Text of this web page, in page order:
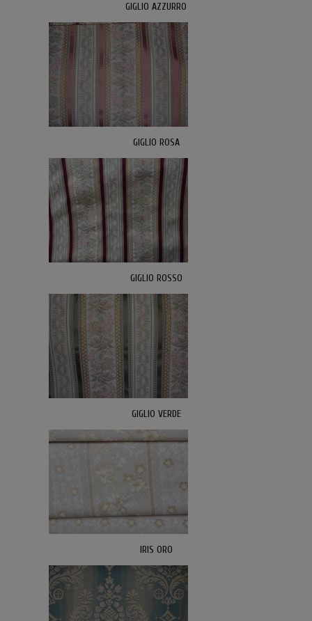
GIGLIO AZZURRO
GIGLIO ROSA
GIGLIO ROSSO
GIGLIO VERDE
IRIS ORO